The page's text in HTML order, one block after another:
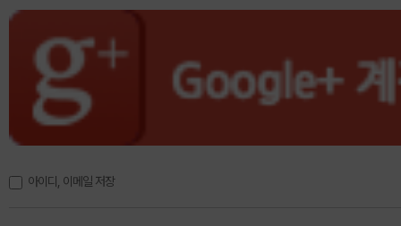
아이디, 이메일 저장